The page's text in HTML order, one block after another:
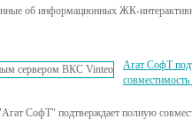
об информационных ЖК-
Агат СофТ
СофТ" подтверждает полную